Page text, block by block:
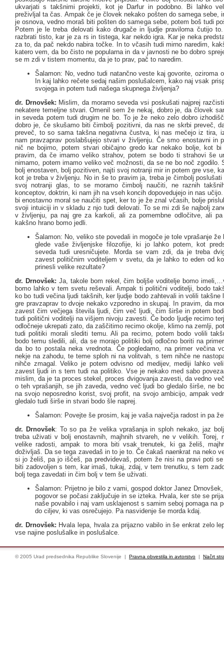
ukvarjati s takšnimi projekti, kot je Darfur in podobno. Bi lahko
preživljal ta čas. Ampak če je človek nekako pošten do samega sebe,
je osnova, vedno moraš biti pošten do samega sebe, potem boš tudi
Potem je le treba delovati kako drugače in ljudje praviloma čutijo
razbrati tisto, kar je za rs in tistega, kar nekdo igra. Kar je neka
za to, da pač nekdo nabira točke. In to včasih tudi mirno naredim,
katero vem, da bo čisto ne popularna in da v javnosti ne bo dobro
se m zdi v tistem momentu, da je to prav, pač to naredim.
Šalamon: No, vedno tudi natančno veste kaj govorite, oziroma
In kaj lahko rečete sedaj našim poslušalcem, kako naj vsak
svojega in potem tudi našega skupnega življenja?
dr. Drnovšek: Mislim, da moramo seveda vsi poskušati najprej
nekatere temeljne stvari. Omenil sem že nekaj, dobro je, da človek
in seveda potem tudi drugim ne bo. To je že neko zelo dobro
dobro je, če skušamo biti čimbolj pozitivni, da nas ne skrbi preveč,
preveč, to so sama takšna negativna čustva, ki nas mečejo iz tira,
nam pravzaprav poslabšujejo stvari v življenju. Če smo enostavni in
nič ne bojimo, potem stvari običajno gredo kar nekako bolje, kot
pravim, da če imamo veliko strahov, potem se bodo ti strahovi še
nimamo, potem imamo veliko več možnosti, da se ne bo noč zgodilo.
bolj enostaven, bolj pozitiven, najti svoj notranji mir in potem gre vse,
kot je treba v življenju. No in še to pravim ja, treba je čimbolj
svoj notranji glas, to se moramo čimbolj naučiti, ne raznih
konceptov, doktrin, ki nam jih na vseh koncih dopovedujejo in nas
bi enostavno moral se naučiti spet, ker to je že znal včasih, bolje
svoji intuiciji in v skladu z njo tudi delovati. To se mi zdi še najbolj
v življenju, pa naj gre za karkoli, ali za pomembne odločitve, ali
kakšno hrano bomo jedli.
Šalamon: No, veliko ste povedali in mogoče je tole vprašanje že
glede vaše življenjske filozofije, ki jo lahko potem, kot
seveda tudi uresničujete. Morda se vam zdi, da je treba
zavest političnim voditeljem v svetu, da je lahko to eden od
prinesli velike rezultate?
dr. Drnovšek: Ja, takole bom rekel, čim boljše voditelje bomo
bomo lahko v tem svetu reševali. Ampak ti politični voditelji, bodo
ko bo tudi večina ljudi takšnih, ker ljudje bodo zahtevali in volili takšne
gre pravzaprav to dvoje nekako vzporedno in skupaj. In pravim, da
zavest čim večjega števila ljudi, čim več ljudi, čim širše in potem
tudi politični voditelji na višjem nivoju zavesti. Če bodo ljudje recimo
odločneje ukrepati zato, da zaščitimo recimo okolje, klimo na zemlji,
tudi politiki morali slediti temu. Ali pa recimo, potem bodo volili
bodo temu sledili, ali, da se morajo politiki bolj odločno boriti na
da bo to postala neka vrednota. Če pogledamo, na primer večina
nekje na zahodu, te teme sploh ni na volitvah, s tem nihče ne
nihče zmagal. Veliko je potem odvisno od medijev, mediji lahko
zavest ljudi in s tem tudi na politiko. Vse je nekako med sabo
mislim, da je ta proces stekel, proces dvigovanja zavesti, da vedno
o teh vprašanjih, se jih zaveda, vedno več ljudi bo gledalo širše, ne
na svojo neposredno korist, svoj profit, na svojo ambicijo, ampak
gledalo tudi širše in stvari bodo šle naprej.
Šalamon: Povejte še prosim, kaj je vaša največja radost in pa
dr. Drnovšek: To so pa že velika vprašanja in sploh nekako, jaz
treba uživati v bolj enostavnih, majhnih stvareh, ne v velikih. Torej,
velike radosti, ampak to mora biti vsak trenutek, ki ga želiš,
doživljaš. Da se tega zavedaš in to je to. Če čakaš naenkrat na neko
si jo želiš, pa jo iščeš, pa predvidevaš, potem že nisi na pravi poti
biti zadovoljen s tem, kar imaš, tukaj, zdaj, v tem trenutku, s tem
bolj tega zavedati in čim bolj v tem še uživati.
Šalamon: Prijetno je bilo z vami, gospod doktor Janez
pogovor se počasi zaključuje in se izteka. Hvala, ker ste se
naše povabilo i naj vam usklajenost s samim seboj pomaga na
do ciljev, ki vas osrečujejo. Pa nasvidenje še morda kdaj.
dr. Drnovšek: Hvala lepa, hvala za prijazno vabilo in še enkrat zelo
vse najine poslušalke in poslušalce.
© 2005 Urad predsednika Republike Slovenije | Pravna obvestila in avtorstvo | Načrt